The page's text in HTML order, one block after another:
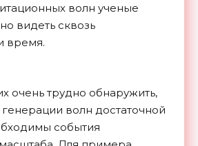
волн ученые
видеть сквозь
время.
очень трудно обнаружить,
волн достаточной
события